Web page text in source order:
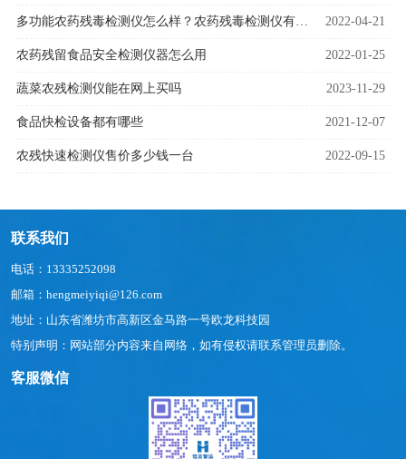
多功能农药残毒检测仪怎么样？农药残毒检测仪有哪些优势 2022-04-21
农药残留食品安全检测仪器怎么用 2022-01-25
蔬菜农残检测仪能在网上买吗 2023-11-29
食品快检设备都有哪些 2021-12-07
农残快速检测仪售价多少钱一台 2022-09-15
联系我们
电话：13335252098
邮箱：hengmeiyiqi@126.com
地址：山东省潍坊市高新区金马路一号欧龙科技园
特别声明：网站部分内容来自网络，如有侵权请联系管理员删除。
客服微信